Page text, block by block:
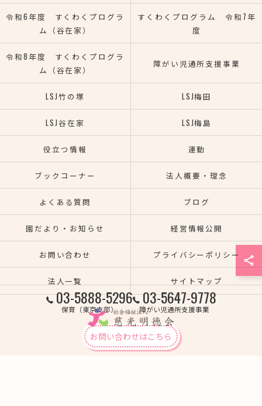
03-5888-5296
保育（東京支部）
03-5647-9778
障がい児通所支援事業
お問い合わせはこちら
令和6年度 すくわくプログラ
ム（谷在家）
すくわくプログラム 令和7年
度
令和8年度 すくわくプログラ
ム（谷在家）
障がい児通所支援事業
LSJ竹の塚 LSJ梅田
LSJ谷在家 LSJ梅島
役立つ情報 運動
ブックコーナー 法人概要・理念
よくある質問 ブログ
園だより・お知らせ 経営情報公開
お問い合わせ プライバシーポリシー
法人一覧 サイトマップ
© 2026 熊本の保育園なら社会福祉法人慈光明徳会 ALL RIGHTS RESERVED.